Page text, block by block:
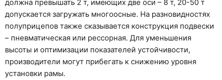
должна превышать 2 т, имеющих две оси – 8 т, 20-50 т
допускается загружать многоосные. На разновидностях
полуприцепов также сказывается конструкция подвески
– пневматическая или рессорная. Для уменьшения
высоты и оптимизации показателей устойчивости,
производители могут прибегать к снижению уровня
установки рамы.